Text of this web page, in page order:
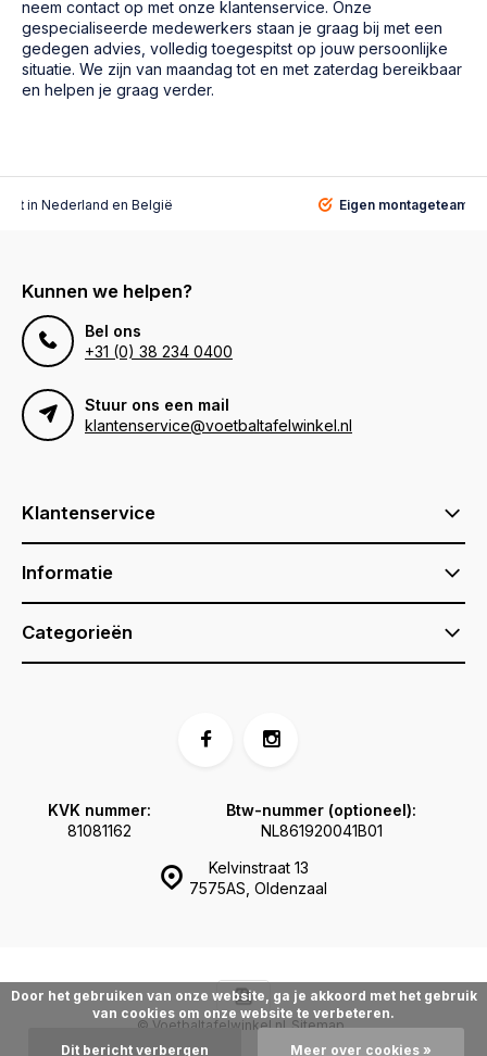
neem contact op met onze klantenservice. Onze
gespecialiseerde medewerkers staan je graag bij met een
gedegen advies, volledig toegespitst op jouw persoonlijke
situatie. We zijn van maandag tot en met zaterdag bereikbaar
en helpen je graag verder.
in Nederland en België Eigen montageteam
Kunnen we helpen?
Bel ons
+31 (0) 38 234 0400
Stuur ons een mail
klantenservice@voetbaltafelwinkel.nl
Klantenservice
Informatie
Categorieën
Kelvinstraat 13
7575AS, Oldenzaal
KVK nummer:
81081162
Btw-nummer (optioneel):
NL861920041B01
© Voetbaltafelwinkel.nl Sitemap
Door het gebruiken van onze website, ga je akkoord met het gebruik
van cookies om onze website te verbeteren.
Dit bericht verbergen Meer over cookies »